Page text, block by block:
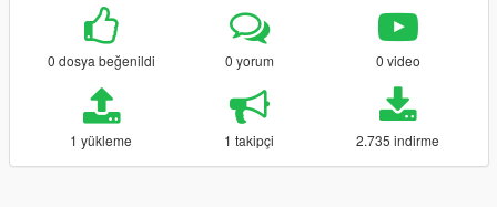
0 dosya beğenildi 0 yorum 0 video
1 yükleme 1 takipçi 2.735 indirme